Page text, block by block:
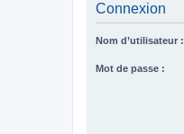
Connexion
Nom d’utilisateur :
Mot de passe :